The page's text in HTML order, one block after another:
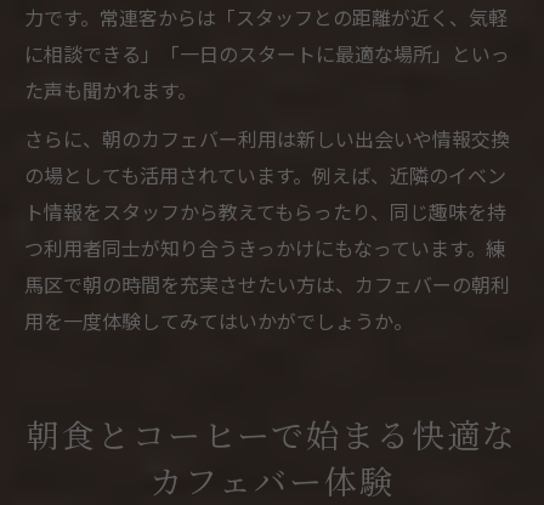
力です。常連客からは「スタッフとの距離が近く、気軽
に相談できる」「一日のスタートに最適な場所」といっ
た声も聞かれます。
さらに、朝のカフェバー利用は新しい出会いや情報交換
の場としても活用されています。例えば、近隣のイベン
ト情報をスタッフから教えてもらったり、同じ趣味を持
つ利用者同士が知り合うきっかけにもなっています。練
馬区で朝の時間を充実させたい方は、カフェバーの朝利
用を一度体験してみてはいかがでしょうか。
朝食とコーヒーで始まる快適な
カフェバー体験